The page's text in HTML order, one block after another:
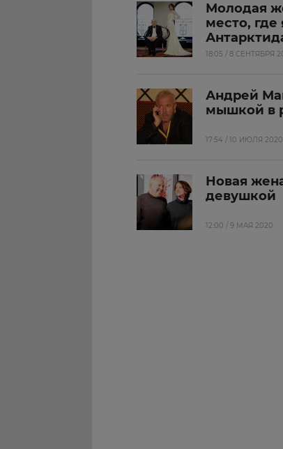
Молодая
место,
18:05 / 8 СЕНТЯБРЯ
Андрей
мышкой в
17:54 / 10 ИЮЛЯ 2020
Новая
девушкой
12:00 / 9 МАЯ 2020